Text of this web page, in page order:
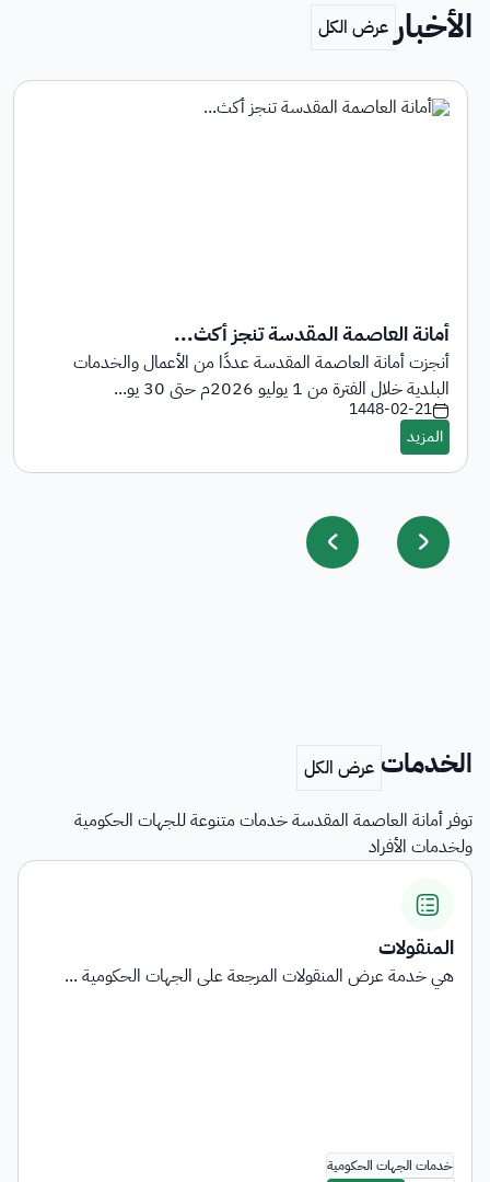
الأخبار
أمانة العاصمة المقدسة تنجز أكث...
أنجزت أمانة العاصمة المقدسة عددًا من الأعمال والخدمات
البلدية خلال الفترة من 1 يوليو 2026م حتى 30 يو...
1448-02-21
الخدمات
توفر أمانة العاصمة المقدسة خدمات متنوعة للجهات الحكومية
ولخدمات الأفراد
على الجهات الحكومية ... توفر الخدمة معلومات شاملة حول